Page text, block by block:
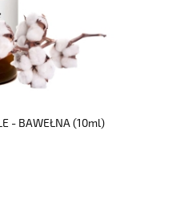
- BAWEŁNA (10ml)
koszyka